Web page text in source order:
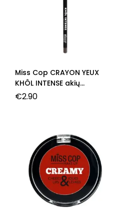
Miss Cop CRAYON YEUX
KHÔL INTENSE akių
pieštukas, 23- Expresso, 1,5
€2.90